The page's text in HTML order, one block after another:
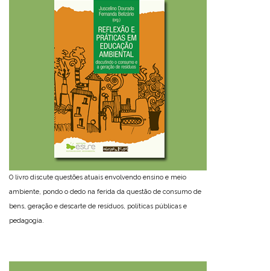
O livro discute questões atuais envolvendo ensino e meio
ambiente, pondo o dedo na ferida da questão de consumo de
bens, geração e descarte de resíduos, políticas públicas e
pedagogia.